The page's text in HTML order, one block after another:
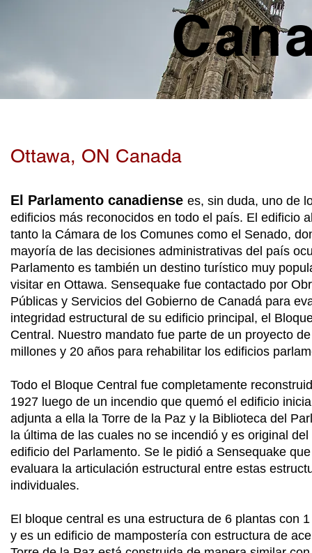
Ottawa, ON Canada
El Parlamento canadiense es, sin duda, uno de
edificios más reconocidos en todo el país. El edificio
tanto la Cámara de los Comunes como el Senado,
mayoría de las decisiones administrativas del país
Parlamento es también un destino turístico muy
visitar en Ottawa. Sensequake fue contactado por
Públicas y Servicios del Gobierno de Canadá para
integridad estructural de su edificio principal, el
Central. Nuestro mandato fue parte de un proyecto
millones y 20 años para rehabilitar los edificios
Todo el Bloque Central fue completamente
1927 luego de un incendio que quemó el edificio
adjunta a ella la Torre de la Paz y la Biblioteca del
la última de las cuales no se incendió y es original del
edificio del Parlamento. Se le pidió a Sensequake que
evaluara la articulación estructural entre estas
individuales.
El bloque central es una estructura de 6 plantas con
y es un edificio de mampostería con estructura de